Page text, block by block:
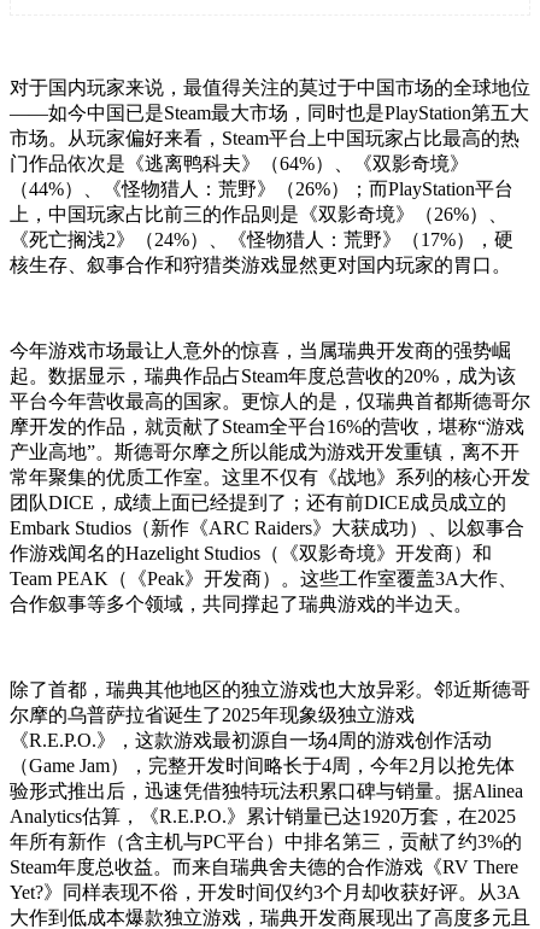
对于国内玩家来说，最值得关注的莫过于中国市场的全球地位
——如今中国已是Steam最大市场，同时也是PlayStation第五大
市场。从玩家偏好来看，Steam平台上中国玩家占比最高的热
门作品依次是《逃离鸭科夫》（64%）、《双影奇境》
（44%）、《怪物猎人：荒野》（26%）；而PlayStation平台
上，中国玩家占比前三的作品则是《双影奇境》（26%）、
《死亡搁浅2》（24%）、《怪物猎人：荒野》（17%），硬
核生存、叙事合作和狩猎类游戏显然更对国内玩家的胃口。
今年游戏市场最让人意外的惊喜，当属瑞典开发商的强势崛
起。数据显示，瑞典作品占Steam年度总营收的20%，成为该
平台今年营收最高的国家。更惊人的是，仅瑞典首都斯德哥尔
摩开发的作品，就贡献了Steam全平台16%的营收，堪称“游戏
产业高地”。斯德哥尔摩之所以能成为游戏开发重镇，离不开
常年聚集的优质工作室。这里不仅有《战地》系列的核心开发
团队DICE，成绩上面已经提到了；还有前DICE成员成立的
Embark Studios（新作《ARC Raiders》大获成功）、以叙事合
作游戏闻名的Hazelight Studios（《双影奇境》开发商）和
Team PEAK（《Peak》开发商）。这些工作室覆盖3A大作、
合作叙事等多个领域，共同撑起了瑞典游戏的半边天。
除了首都，瑞典其他地区的独立游戏也大放异彩。邻近斯德哥
尔摩的乌普萨拉省诞生了2025年现象级独立游戏
《R.E.P.O.》，这款游戏最初源自一场4周的游戏创作活动
（Game Jam），完整开发时间略长于4周，今年2月以抢先体
验形式推出后，迅速凭借独特玩法积累口碑与销量。据Alinea
Analytics估算，《R.E.P.O.》累计销量已达1920万套，在2025
年所有新作（含主机与PC平台）中排名第三，贡献了约3%的
Steam年度总收益。而来自瑞典舍夫德的合作游戏《RV There
Yet?》同样表现不俗，开发时间仅约3个月却收获好评。从3A
大作到低成本爆款独立游戏，瑞典开发商展现出了高度多元且